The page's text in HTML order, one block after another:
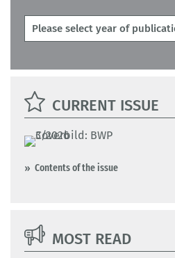
CURRENT ISSUE
Contents of the issue
MOST READ